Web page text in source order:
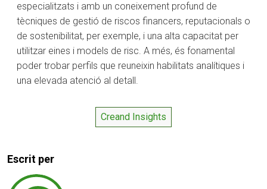
especialitzats i amb un coneixement profund de
tècniques de gestió de riscos financers, reputacionals o
de sostenibilitat, per exemple, i una alta capacitat per
utilitzar eines i models de risc. A més, és fonamental
poder trobar perfils que reuneixin habilitats analítiques i
una elevada atenció al detall.
Creand Insights
Escrit per